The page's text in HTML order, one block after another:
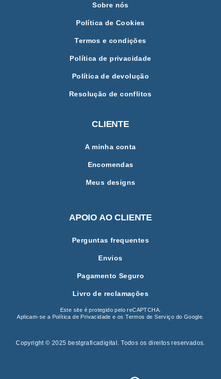
Sobre nós
Política de Cookies
Termos e condições
Política de privacidade
Política de devolução
Resolução de conflitos
CLIENTE
A minha conta
Encomendas
Meus designs
APOIO AO CLIENTE
Perguntas frequentes
Envios
Pagamento Seguro
Livro de reclamações
Este site é protegido pelo reCAPTCHA.
Aplicam-se a Política de Privacidade e osTermos de Serviço do Google.
Copyright © 2025 bestgraficadigital Todos os direitos reservados.